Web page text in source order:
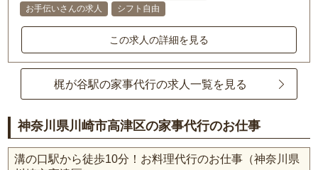
お手伝いさんの求人
シフト自由
この求人の詳細を見る
梶が谷駅の家事代行の求人一覧を見る
神奈川県川崎市高津区の家事代行のお仕事
溝の口駅から徒歩10分！お料理代行のお仕事（神奈川県